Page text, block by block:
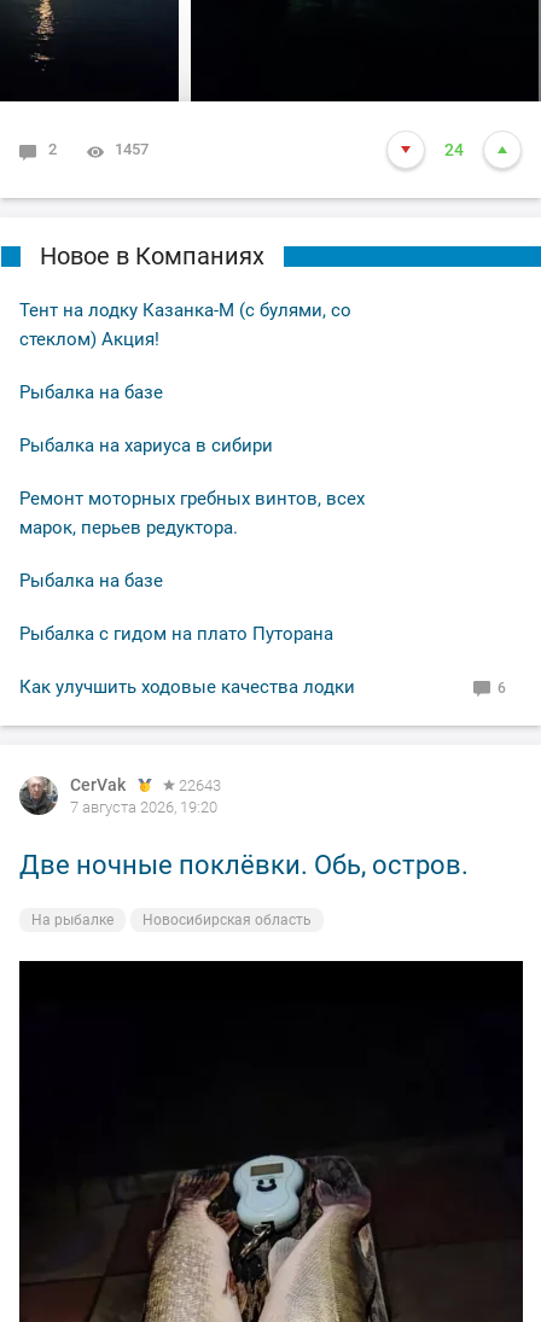
2 1457 24
Новое в Компаниях
Тент на лодку Казанка-М (с булями, со
стеклом) Акция!
Рыбалка на базе
Рыбалка на хариуса в сибири
Ремонт моторных гребных винтов, всех
марок, перьев редуктора.
Рыбалка на базе
Рыбалка с гидом на плато Путорана
Как улучшить ходовые качества лодки 6
CerVak
22643
7 августа 2026, 19:20
Две ночные поклёвки. Обь, остров.
На рыбалке Новосибирская область